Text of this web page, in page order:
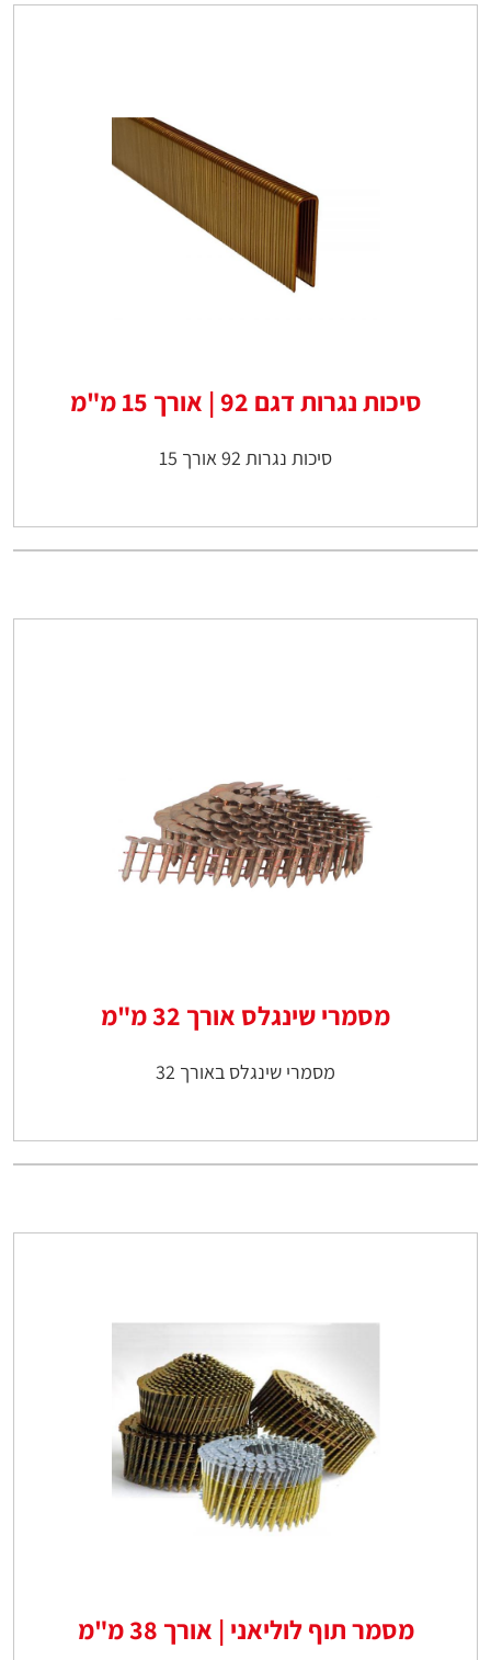
סיכות נגרות דגם 92 | אורך 15 מ"מ
סיכות נגרות 92 אורך 15
מסמרי שינגלס אורך 32 מ"מ
מסמרי שינגלס באורך 32
מסמר תוף לוליאני | אורך 38 מ"מ